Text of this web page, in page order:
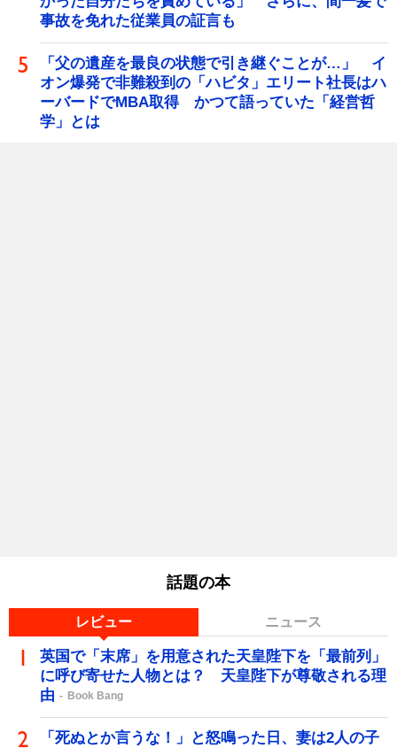
事故を免れた従業員の証言も
「父の遺産を最良の状態で引き継ぐことが…」 イ
オン爆発で非難殺到の「ハビタ」エリート社長はハ
ーバードでMBA取得 かつて語っていた「経営哲
学」とは
話題の本
レビュー ニュース
英国で「末席」を用意された天皇陛下を「最前列」
に呼び寄せた人物とは？ 天皇陛下が尊敬される理
由
Book Bang
「死ぬとか言うな！」と怒鳴った日、妻は2人の子